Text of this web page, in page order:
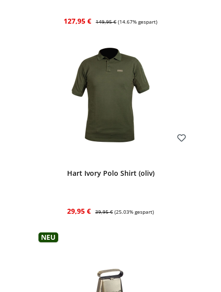
Verkaufspreis:
127,95 € Regulärer Preis:
149,95 € (14.67% gespart)
Hart Ivory Polo Shirt (oliv)
Verkaufspreis:
29,95 € Regulärer Preis:
39,95 € (25.03% gespart)
Neu